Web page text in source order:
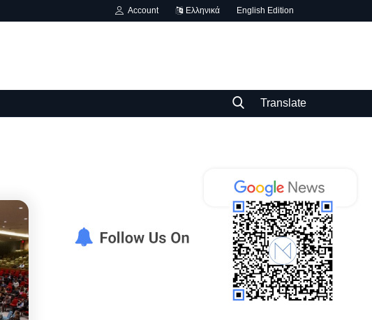
Account Ελληνικά English Edition
Translate